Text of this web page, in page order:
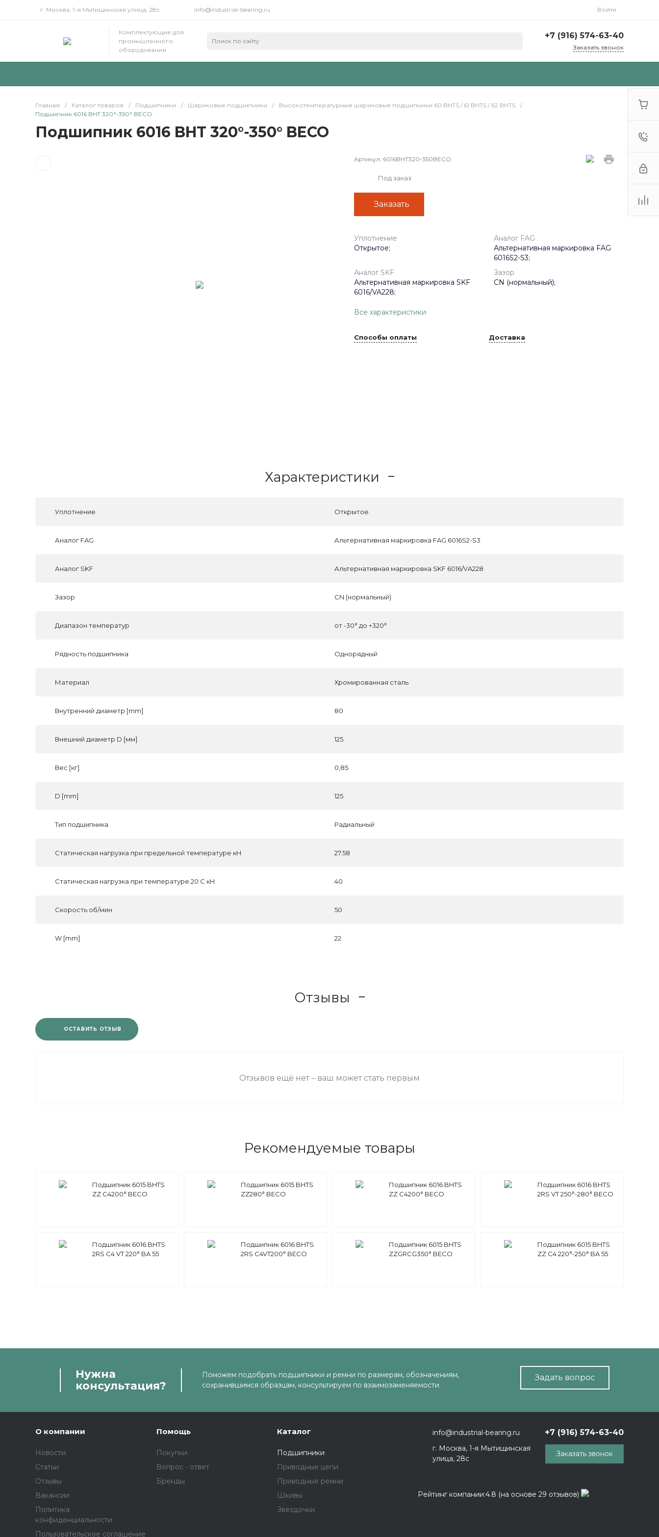
г. Москва, 1-я Мытищинская улица, 28с info@industrial-bearing.ru Войти
Комплектующие для
промышленного
оборудования
+7 (916) 574-63-40
Заказать звонок
Главная / Каталог товаров / Подшипники / Шариковые подшипники / Высокотемпературные шариковые подшипники 60 BHTS / 61 BHTS / 62 BHTS
/
Подшипник 6016 BHT 320°-350° BECO
Подшипник 6016 BHT 320°-350° BECO
Артикул: 6016BHT320-350BECO
Под заказ
Заказать
Уплотнение
Открытое;
Аналог FAG
Альтернативная маркировка FAG
6016S2-S3;
Аналог SKF
Альтернативная маркировка SKF
6016/VA228;
Зазор
CN (нормальный);
Все характеристики
Способы оплаты Доставка
Характеристики
Уплотнение Открытое
Аналог FAG Альтернативная маркировка FAG 6016S2-S3
Аналог SKF Альтернативная маркировка SKF 6016/VA228
Зазор CN (нормальный)
Диапазон температур от -30° до +320°
Рядность подшипника Однорядный
Материал Хромированная сталь
Внутренний диаметр [mm] 80
Внешний диаметр D [мм] 125
Вес [кг] 0,85
D [mm] 125
Тип подшипника Радиальный
Статическая нагрузка при предельной температуре кН 27.58
Статическая нагрузка при температуре 20 С кН 40
Скорость об/мин 50
W [mm] 22
Отзывы
ОСТАВИТЬ ОТЗЫВ
Отзывов ещё нет – ваш может стать первым
Рекомендуемые товары
Подшипник 6015 BHTS
ZZ C4200° BECO
Подшипник 6015 BHTS
ZZ280° BECO
Подшипник 6016 BHTS
ZZ C4200° BECO
Подшипник 6016 BHTS
2RS VT 250°-280° BECO
Подшипник 6016 BHTS
2RS C4 VT 220° BA 55
Подшипник 6016 BHTS
2RS C4VT200° BECO
Подшипник 6015 BHTS
ZZGRCG350° BECO
Подшипник 6015 BHTS
ZZ C4 220°-250° BA 55
Нужна
консультация?
Поможем подобрать подшипники и ремни по размерам, обозначениям,
сохранившимся образцам, консультируем по взаимозаменяемости
Задать вопрос
О компании
Новости
Статьи
Отзывы
Вакансии
Политика
конфиденциальности
Пользовательское соглашение
Помощь
Покупки
Вопрос - ответ
Бренды
Каталог
Подшипники
Приводные цепи
Приводные ремни
Шкивы
Звёздочки
info@industrial-bearing.ru +7 (916) 574-63-40
г. Москва, 1-я Мытищинская
улица, 28с
Заказать звонок
Рейтинг компании:4.8 (на основе 29 отзывов)